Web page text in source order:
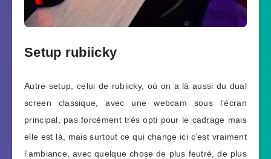
Setup rubiicky
Autre setup, celui de rubiicky, où on a là aussi du dual
screen classique, avec une webcam sous l’écran
principal, pas forcément très opti pour le cadrage mais
elle est là, mais surtout ce qui change ici c’est vraiment
l’ambiance, avec quelque chose de plus feutré, de plus